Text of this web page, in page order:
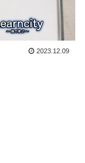
2023.12.09